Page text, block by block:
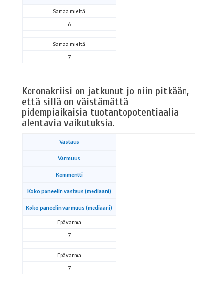
Samaa mieltä
6
Samaa mieltä
7
Koronakriisi on jatkunut jo niin pitkään,
että sillä on väistämättä
pidempiaikaisia tuotantopotentiaalia
alentavia vaikutuksia.
Vastaus
Varmuus
Kommentti
Koko paneelin vastaus (mediaani)
Koko paneelin varmuus (mediaani)
Epävarma
7
Epävarma
7